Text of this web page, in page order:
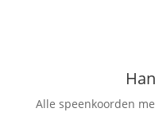
Alle speenkoorden